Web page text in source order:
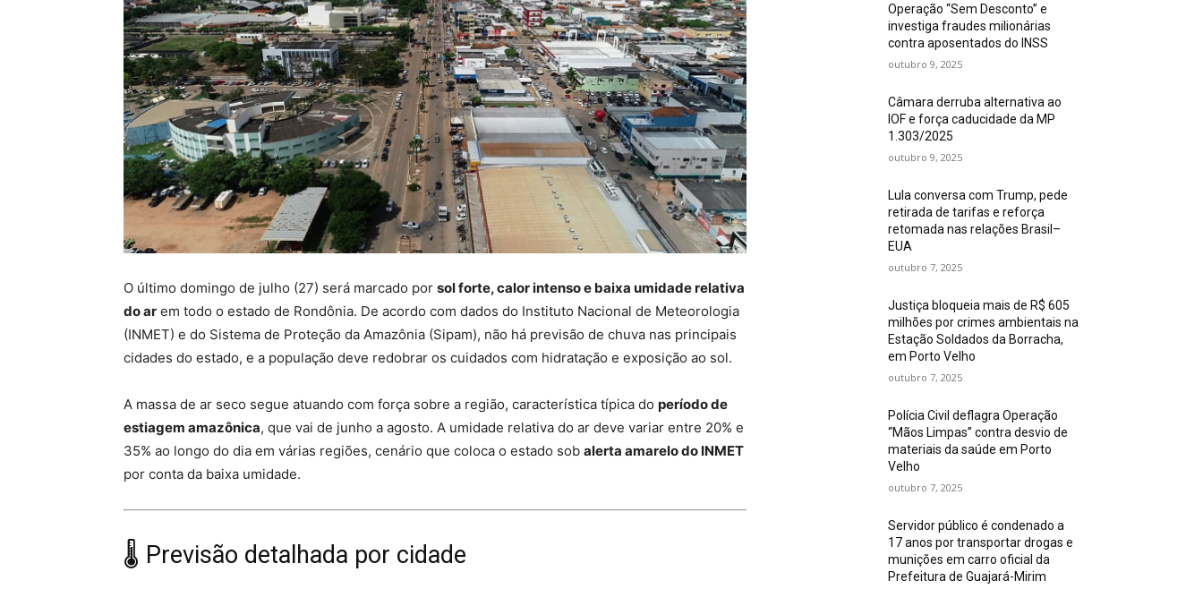
O último domingo de julho (27) será marcado por sol forte, calor intenso e baixa umidade relativa
do ar em todo o estado de Rondônia. De acordo com dados do Instituto Nacional de Meteorologia
(INMET) e do Sistema de Proteção da Amazônia (Sipam), não há previsão de chuva nas principais
cidades do estado, e a população deve redobrar os cuidados com hidratação e exposição ao sol.
A massa de ar seco segue atuando com força sobre a região, característica típica do período de
estiagem amazônica, que vai de junho a agosto. A umidade relativa do ar deve variar entre 20% e
35% ao longo do dia em várias regiões, cenário que coloca o estado sob alerta amarelo do INMET
por conta da baixa umidade.
🌡️ Previsão detalhada por cidade
Operação “Sem Desconto” e
investiga fraudes milionárias
contra aposentados do INSS
outubro 9, 2025
Câmara derruba alternativa ao
IOF e força caducidade da MP
1.303/2025
outubro 9, 2025
Lula conversa com Trump, pede
retirada de tarifas e reforça
retomada nas relações Brasil–
EUA
outubro 7, 2025
Justiça bloqueia mais de R$ 605
milhões por crimes ambientais na
Estação Soldados da Borracha,
em Porto Velho
outubro 7, 2025
Polícia Civil deflagra Operação
“Mãos Limpas” contra desvio de
materiais da saúde em Porto
Velho
outubro 7, 2025
Servidor público é condenado a
17 anos por transportar drogas e
munições em carro oficial da
Prefeitura de Guajará-Mirim